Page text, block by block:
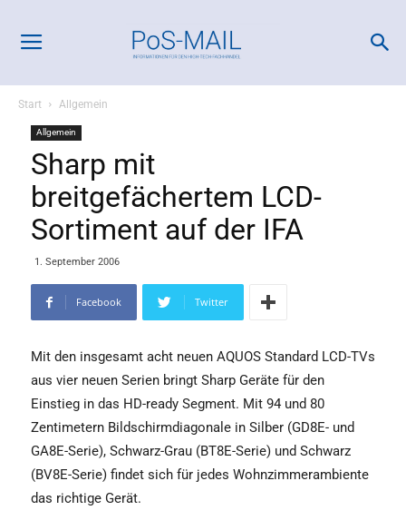
Start Allgemein
Allgemein
Sharp mit
breitgefächertem LCD-
Sortiment auf der IFA
1. September 2006
Facebook Twitter
Mit den insgesamt acht neuen AQUOS Standard LCD-TVs
aus vier neuen Serien bringt Sharp Geräte für den
Einstieg in das HD-ready Segment. Mit 94 und 80
Zentimetern Bildschirmdiagonale in Silber (GD8E- und
GA8E-Serie), Schwarz-Grau (BT8E-Serie) und Schwarz
(BV8E-Serie) findet sich für jedes Wohnzimmerambiente
das richtige Gerät.